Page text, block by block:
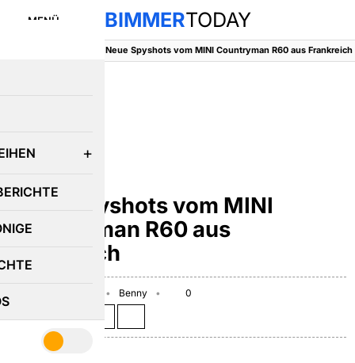
MENÜ BIMMERTODAY
Neue Spyshots vom MINI Countryman R60 aus Frankreich
Neue Spyshots vom MINI
Countryman R60 aus
Frankreich
Benny
0